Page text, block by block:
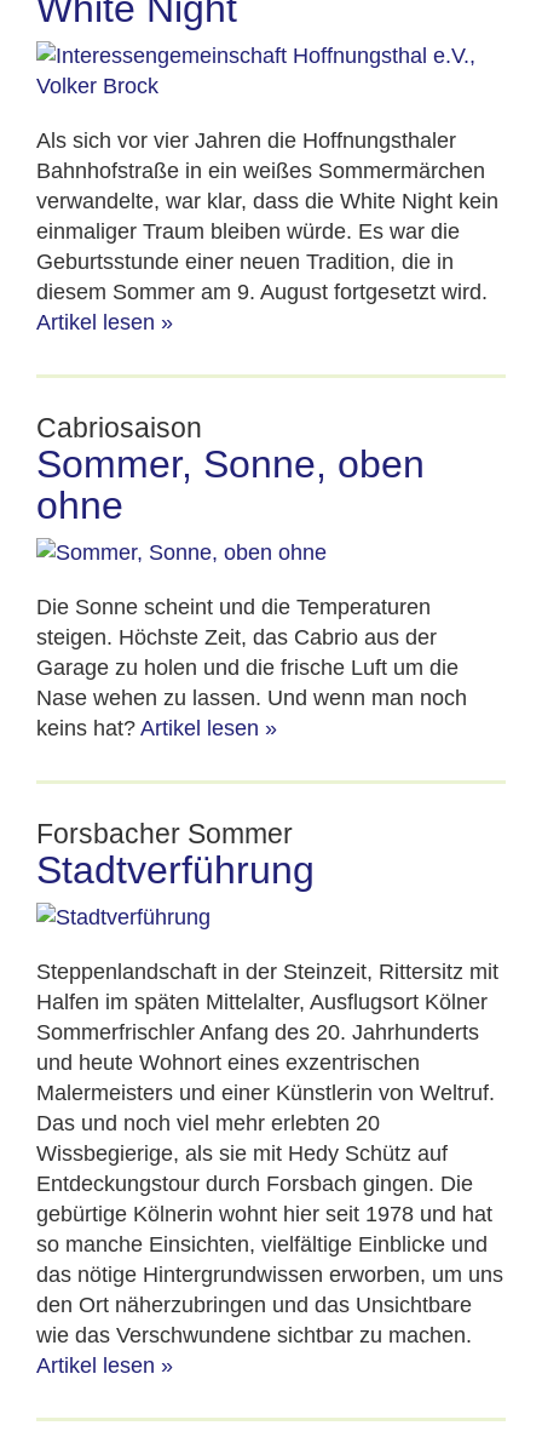
Als sich vor vier Jahren die Hoffnungsthaler
Bahnhofstraße in ein weißes Sommermärchen
verwandelte, war klar, dass die White Night kein
einmaliger Traum bleiben würde. Es war die
Geburtsstunde einer neuen Tradition, die in
diesem Sommer am 9. August fortgesetzt wird.
Artikel lesen »
Cabriosaison
Sommer, Sonne, oben
ohne
Die Sonne scheint und die Temperaturen
steigen. Höchste Zeit, das Cabrio aus der
Garage zu holen und die frische Luft um die
Nase wehen zu lassen. Und wenn man noch
keins hat? Artikel lesen »
Forsbacher Sommer
Stadtverführung
Steppenlandschaft in der Steinzeit, Rittersitz mit
Halfen im späten Mittelalter, Ausflugsort Kölner
Sommerfrischler Anfang des 20. Jahrhunderts
und heute Wohnort eines exzentrischen
Malermeisters und einer Künstlerin von Weltruf.
Das und noch viel mehr erlebten 20
Wissbegierige, als sie mit Hedy Schütz auf
Entdeckungstour durch Forsbach gingen. Die
gebürtige Kölnerin wohnt hier seit 1978 und hat
so manche Einsichten, vielfältige Einblicke und
das nötige Hintergrundwissen erworben, um uns
den Ort näherzubringen und das Unsichtbare
wie das Verschwundene sichtbar zu machen.
Artikel lesen »